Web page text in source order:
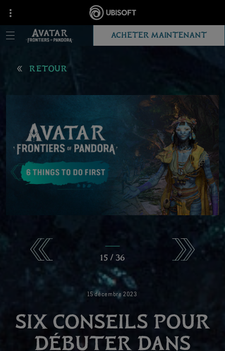
ACHETER MAINTENANT
15 / 36
RETOUR
15décembre 2023
SIX CONSEILS POUR
DÉBUTER DANS